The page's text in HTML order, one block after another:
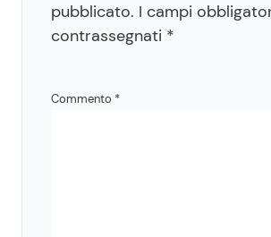
pubblicato. I campi
contrassegnati *
Commento *